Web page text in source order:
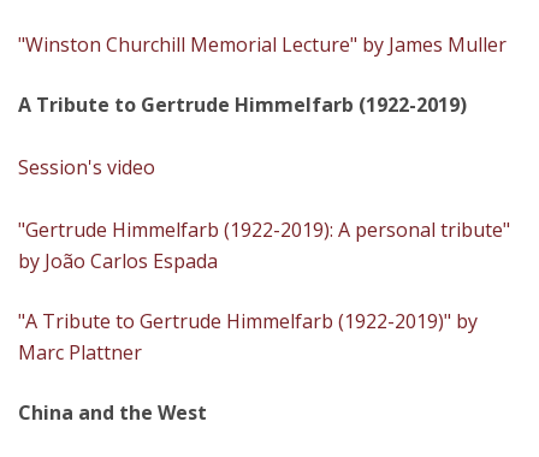
"Winston Churchill Memorial Lecture" by James Muller
A Tribute to Gertrude Himmelfarb​ (1922-2019)
Session's video
"Gertrude Himmelfarb (1922-2019): A personal tribute"
by João Carlos Espada
"A Tribute to Gertrude Himmelfarb (1922-2019)" by
Marc Plattner
China and the West​